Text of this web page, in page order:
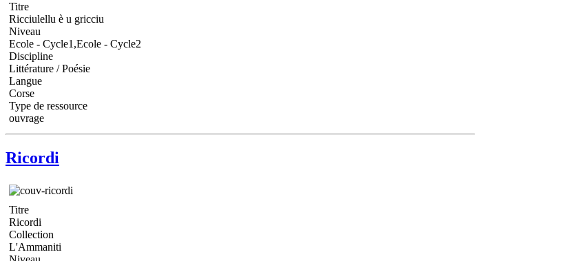
Titre
Ricciulellu è u gricciu
Niveau
Ecole - Cycle1,Ecole - Cycle2
Discipline
Littérature / Poésie
Langue
Corse
Type de ressource
ouvrage
Ricordi
Titre
Ricordi
Collection
L'Ammaniti